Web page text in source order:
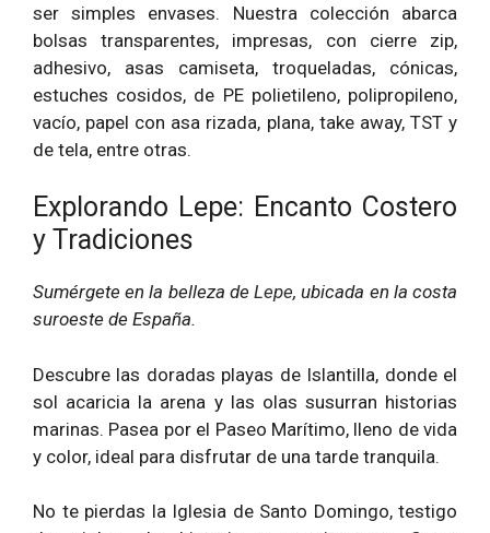
ser simples envases. Nuestra colección abarca
bolsas transparentes, impresas, con cierre zip,
adhesivo, asas camiseta, troqueladas, cónicas,
estuches cosidos, de PE polietileno, polipropileno,
vacío, papel con asa rizada, plana, take away, TST y
de tela, entre otras.
Explorando Lepe: Encanto Costero
y Tradiciones
Sumérgete en la belleza deLepe, ubicada en la costa
suroeste de España.
Descubre las doradas playas de Islantilla, donde el
sol acaricia la arena y las olas susurran historias
marinas. Pasea por el Paseo Marítimo, lleno de vida
y color, ideal para disfrutar de una tarde tranquila.
No te pierdas la Iglesia de Santo Domingo, testigo